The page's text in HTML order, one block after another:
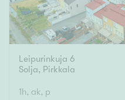
Ominaisuudet
Hissi
Järvi- tai merinäköala
Maalämpö
Leipurinkuja 6
Solja, Pirkkala
1h, ak, p